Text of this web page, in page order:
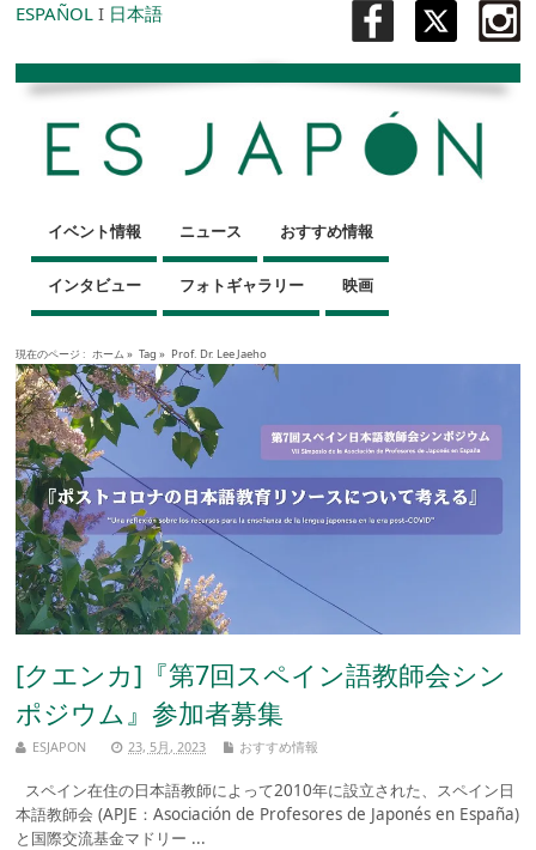
ESPAÑOL I 日本語
イベント情報 ニュース おすすめ情報
インタビュー フォトギャラリー 映画
現在のページ : ホーム » Tag » Prof. Dr. Lee Jaeho
[クエンカ]『第7回スペイン語教師会シン
ポジウム』参加者募集
ESJAPON 23, 5月, 2023 おすすめ情報
スペイン在住の日本語教師によって2010年に設立された、スペイン日
本語教師会 (APJE：Asociación de Profesores de Japonés en España)
と国際交流基金マドリー ...